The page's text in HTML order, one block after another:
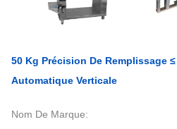
50 Kg Précision De Remplissage ≤
Automatique Verticale
Nom De Marque: